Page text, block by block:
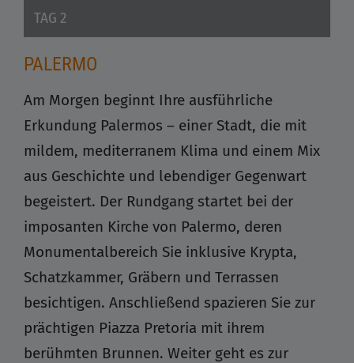
TAG 2
PALERMO
Am Morgen beginnt Ihre ausführliche
Erkundung Palermos – einer Stadt, die mit
mildem, mediterranem Klima und einem Mix
aus Geschichte und lebendiger Gegenwart
begeistert. Der Rundgang startet bei der
imposanten Kirche von Palermo, deren
Monumentalbereich Sie inklusive Krypta,
Schatzkammer, Gräbern und Terrassen
besichtigen. Anschließend spazieren Sie zur
prächtigen Piazza Pretoria mit ihrem
berühmten Brunnen. Weiter geht es zur